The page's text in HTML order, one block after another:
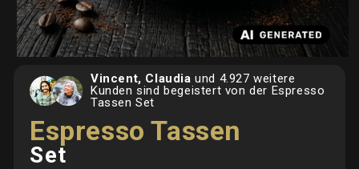
Modal
Vincent, Claudiaund 4.927 weitere
Kunden sind begeistert von der Espresso
Tassen Set
Espresso Tassen
Set